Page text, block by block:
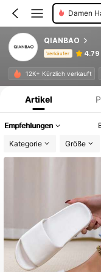
Männer
QIANBAO
Verkäufer 4.79
12K+ Kürzlich verkauft
Produktinformation:
Artikel
Empfehlungen
Kategorie
Größe